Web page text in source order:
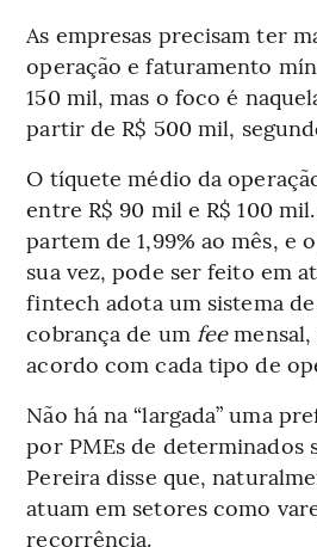
As empresas precisam ter
operação e faturamento
150 mil, mas o foco é
partir de R$ 500 mil,
O tíquete médio da
entre R$ 90 mil e R$ 100
partem de 1,99% ao mês, e
sua vez, pode ser feito em
fintech adota um sistema
cobrança de um feemensal,
acordo com cada tipo de
Não há na “largada” uma
por PMEs de determinados
Pereira disse que,
atuam em setores como
recorrência.